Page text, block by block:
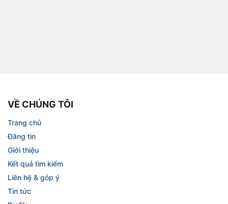
VỀ CHÚNG TÔI
Trang chủ
Đăng tin
Giới thiệu
Kết quả tìm kiếm
Liên hệ & góp ý
Tin tức